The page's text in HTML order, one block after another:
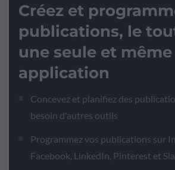
Créez et
publications, le
une seule et même
application
Concevez et planifiez des
besoin d'autres outils
Programmez vos publications sur
Facebook, LinkedIn, Pinterest et